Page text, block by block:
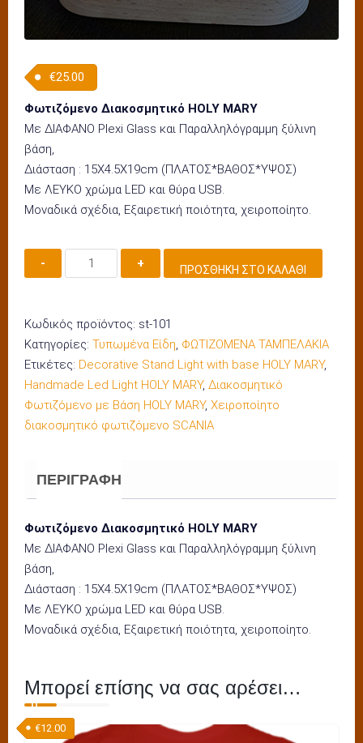
€25.00
Φωτιζόμενο Διακοσμητικό HOLY MARY
Με ΔΙΑΦΑΝΟ Plexi Glass και Παραλληλόγραμμη ξύλινη
βάση,
Διάσταση : 15Χ4.5X19cm (ΠΛΑΤΟΣ*ΒΑΘΟΣ*ΥΨΟΣ)
Με ΛΕΥΚΟ χρώμα LED και θύρα USB.
Μοναδικά σχέδια, Εξαιρετική ποιότητα, χειροποίητο.
ΔΙΑΚΟΣΜΗΤΙΚΟ
ΦΩΤΙΖΟΜΕΝΟ
HOLY
MARY
ΠΡΟΣΘΉΚΗ ΣΤΟ ΚΑΛΆΘΙ
Κωδικός προϊόντος: st-101
Κατηγορίες: Τυπωμένα Είδη ΦΩΤΙΖΟΜΕΝΑ ΤΑΜΠΕΛΑΚΙΑ
Ετικέτες: Decorative Stand Light with base HOLY MARY,
Handmade Led Light HOLY MARY, Διακοσμητικό
Φωτιζόμενο με Βάση HOLY MARY, Χειροποίητο
διακοσμητικό φωτιζόμενο SCANIA
ΠΕΡΙΓΡΑΦΉ
Φωτιζόμενο Διακοσμητικό HOLY MARY
Με ΔΙΑΦΑΝΟ Plexi Glass και Παραλληλόγραμμη ξύλινη
βάση,
Διάσταση : 15Χ4.5X19cm (ΠΛΑΤΟΣ*ΒΑΘΟΣ*ΥΨΟΣ)
Με ΛΕΥΚΟ χρώμα LED και θύρα USB.
Μοναδικά σχέδια, Εξαιρετική ποιότητα, χειροποίητο.
Μπορεί επίσης να σας αρέσει…
€12.00